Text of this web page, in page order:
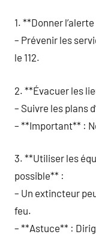
1. **Donner
– Prévenir les
le 112.
2. **Évacuer les
– Suivre les plans
– **Important** :
3. **Utiliser les
possible** :
– Un extincteur
feu.
– **Astuce** :